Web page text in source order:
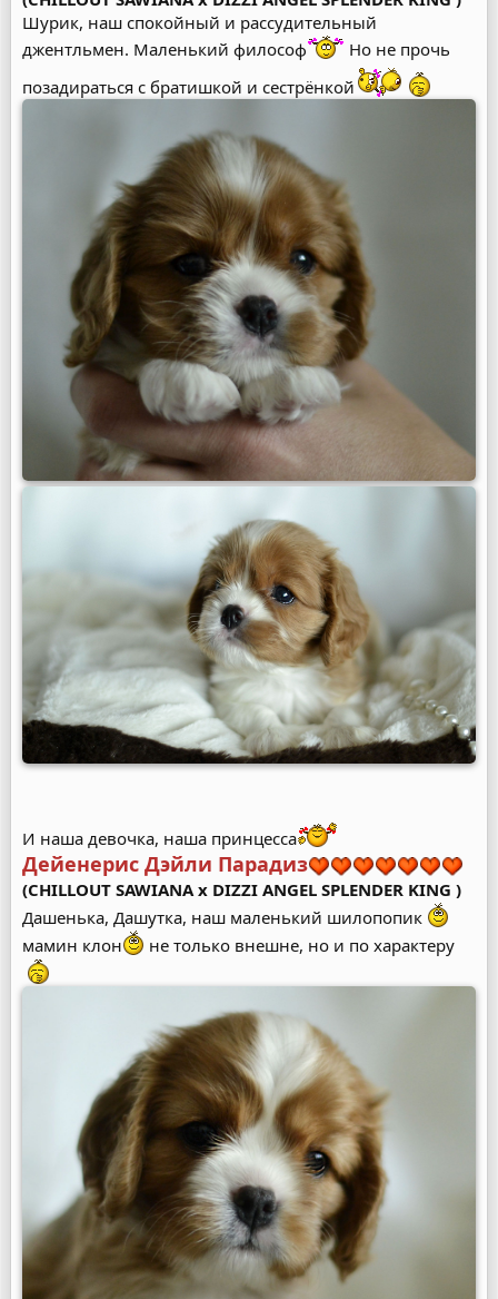
Шурик, наш спокойный и рассудительный
джентльмен. Маленький философ
Но не прочь
позадираться с братишкой и сестрёнкой
И наша девочка, наша принцесса
Дейенерис Дэйли Парадиз
(CHILLOUT SAWIANA x DIZZI ANGEL SPLENDER KING )
Дашенька, Дашутка, наш маленький шилопопик
мамин клон
не только внешне, но и по характеру